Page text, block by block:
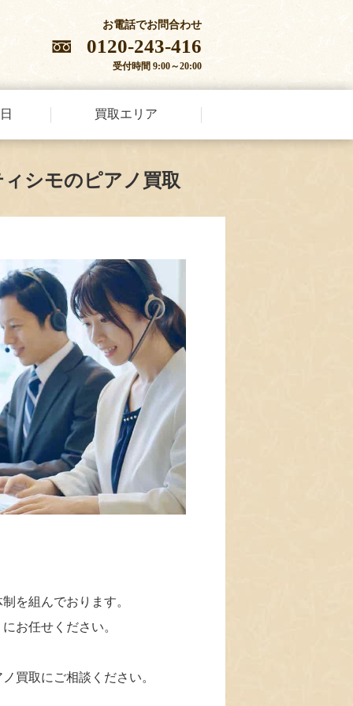
お電話でお問合わせ
0120-243-416
受付時間 9:00～20:00
買取エリア
シモのピアノ買取
を組んでおります。
お任せください。
買取にご相談ください。